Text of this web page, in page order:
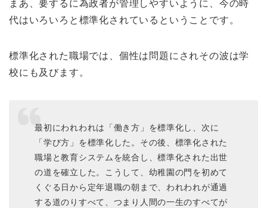
まあ、要するに為政者が管理しやすいように、今の時
代はいろいろと標準化されているということです。
標準化された職場では、個性は問題にされその波は学
校にも及びます。
最初にわれわれは「働き方」を標準化し、次に
「学び方」を標準化した。その後、標準化された
職場と教育システムを統合し、標準化された出世
の道を確立した。こうして、幼稚園の門を初めて
くぐる日から定年退職の朝まで、われわれが通過
する道のりすべて、つまり人間の一生のすべてが